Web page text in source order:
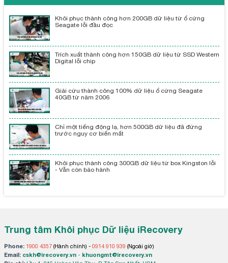
Khôi phục thành công hơn 200GB dữ liệu từ ổ cứng
Seagate lỗi đầu đọc
Trích xuất thành công hơn 150GB dữ liệu từ SSD Western
Digital lỗi chip
Giải cứu thành công 100% dữ liệu ổ cứng Seagate
40GB từ năm 2006
Chỉ một tiếng động lạ, hơn 500GB dữ liệu đã đứng
trước nguy cơ biến mất
Khôi phục thành công 300GB dữ liệu từ box Kingston lỗi
- Vẫn còn bảo hành
Trung tâm Khôi phục Dữ liệu iRecovery
Phone: 1900 4357(Hành chính) - 0914 910 939 (Ngoài giờ)
Email: cskh@irecovery.vn- khuongmt@irecovery.vn